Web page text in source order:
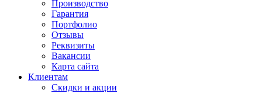
Производство
Гарантия
Портфолио
Отзывы
Реквизиты
Вакансии
Карта сайта
Клиентам
Скидки и акции